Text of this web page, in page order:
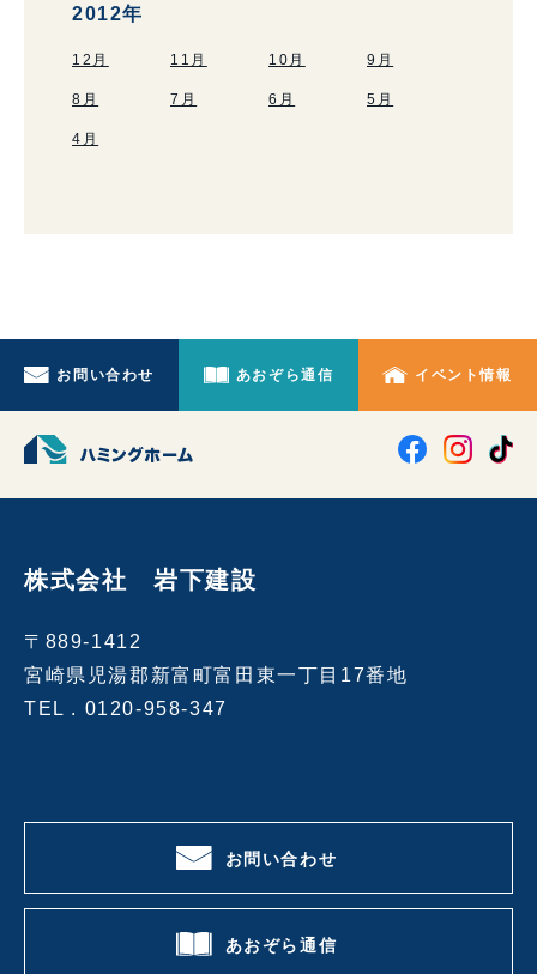
2012年
12月 11月 10月 9月
8月 7月 6月 5月
4月
お問い合わせ あおぞら通信 イベント情報
株式会社 岩下建設
〒889-1412
宮崎県児湯郡新富町富田東一丁目17番地
TEL . 0120-958-347
お問い合わせ
あおぞら通信